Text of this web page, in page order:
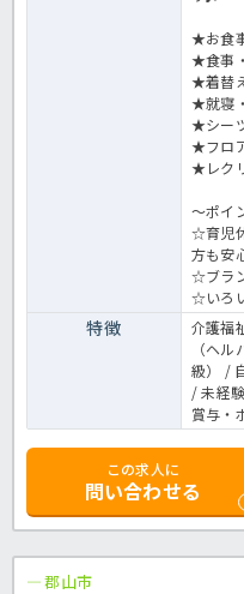
★お食
★食事
★着替
★就寝
★シー
★フロ
★レク
～ポイ
☆育児
方も安
☆ブラ
☆いろ
特徴
介護福
（ヘ
級） /
/ 未経
賞与・
この求人に
問い合わせる
郡山市